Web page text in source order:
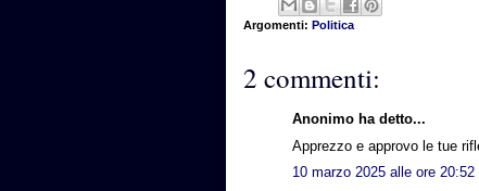
Argomenti: Politica
2 commenti:
Anonimo ha detto...
Apprezzo e approvo le tue
10 marzo 2025 alle ore 20:52